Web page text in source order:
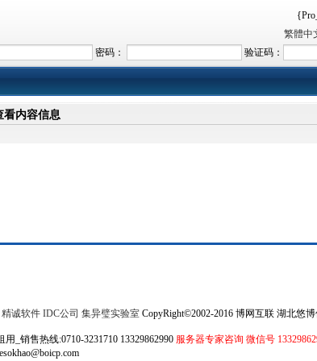
繁體中
密码： 验证码：
看内容信息
精诚软件 IDC公司 集异璧实验室 CopyRight©2002-2016 博网互联 湖北悠
_销售热线:0710-3231710 13329862990 服务器专家咨询 微信号